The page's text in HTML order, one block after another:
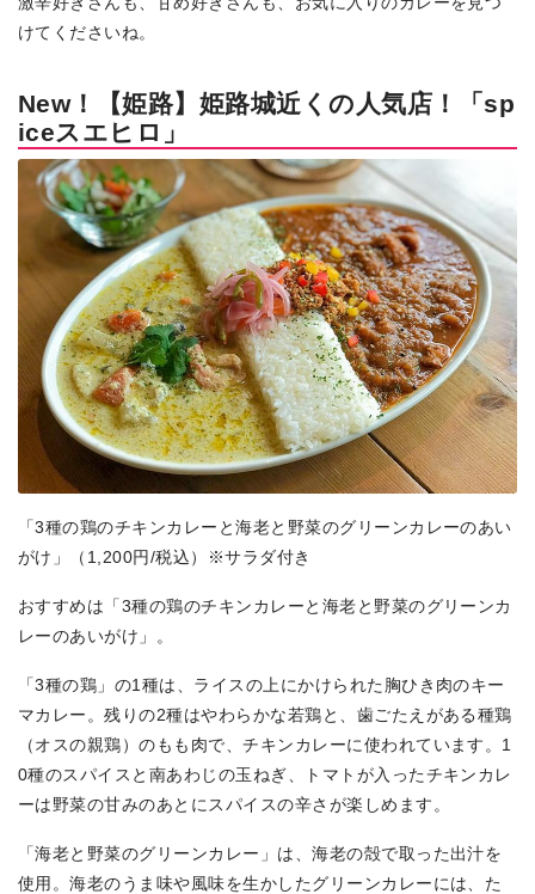
けてくださいね。
New！【姫路】姫路城近くの人気店！「sp
iceスエヒロ」
「3種の鶏のチキンカレーと海老と野菜のグリーンカレーのあい
がけ」（1,200円/税込）※サラダ付き
おすすめは「3種の鶏のチキンカレーと海老と野菜のグリーンカ
レーのあいがけ」。
「3種の鶏」の1種は、ライスの上にかけられた胸ひき肉のキー
マカレー。残りの2種はやわらかな若鶏と、歯ごたえがある種鶏
（オスの親鶏）のもも肉で、チキンカレーに使われています。1
0種のスパイスと南あわじの玉ねぎ、トマトが入ったチキンカレ
ーは野菜の甘みのあとにスパイスの辛さが楽しめます。
「海老と野菜のグリーンカレー」は、海老の殻で取った出汁を
使用。海老のうま味や風味を生かしたグリーンカレーには、た